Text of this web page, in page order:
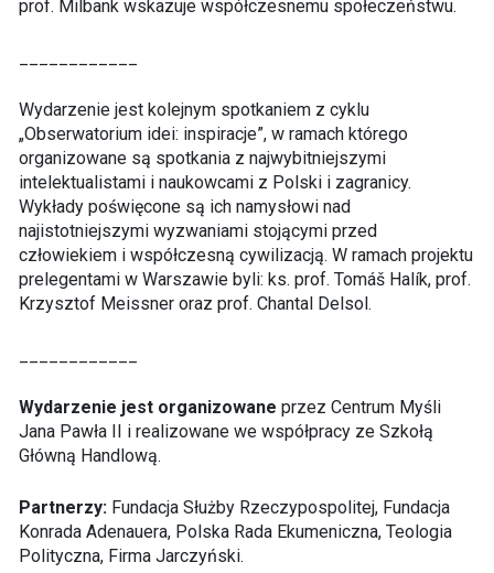
prof. Milbank wskazuje współczesnemu społeczeństwu.
Wydarzenie jest kolejnym spotkaniem z cyklu
„Obserwatorium idei: inspiracje”, w ramach którego
organizowane są spotkania z najwybitniejszymi
intelektualistami i naukowcami z Polski i zagranicy.
Wykłady poświęcone są ich namysłowi nad
najistotniejszymi wyzwaniami stojącymi przed
człowiekiem i współczesną cywilizacją. W ramach projektu
prelegentami w Warszawie byli: ks. prof. Tomáš Halík, prof.
Krzysztof Meissner oraz prof. Chantal Delsol.
Wydarzenie jest organizowane przez Centrum Myśli
Jana Pawła II i realizowane we współpracy ze Szkołą
Główną Handlową.
Partnerzy:Fundacja Służby Rzeczypospolitej, Fundacja
Konrada Adenauera, Polska Rada Ekumeniczna, Teologia
Polityczna, Firma Jarczyński.